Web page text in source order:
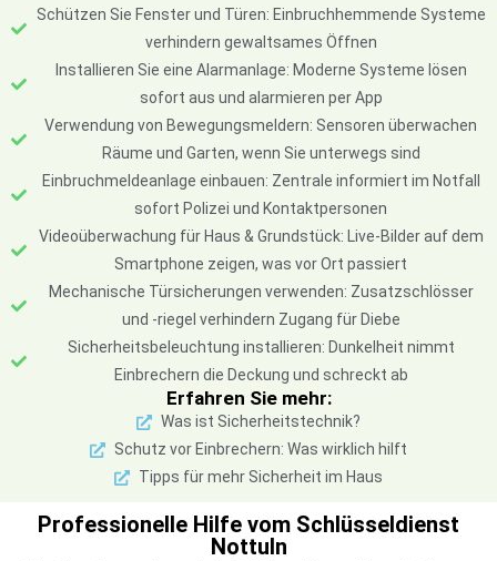
Schützen Sie Fenster und Türen: Einbruchhemmende Systeme
verhindern gewaltsames Öffnen
Installieren Sie eine Alarmanlage: Moderne Systeme lösen
sofort aus und alarmieren per App
Verwendung von Bewegungsmeldern: Sensoren überwachen
Räume und Garten, wenn Sie unterwegs sind
Einbruchmeldeanlage einbauen: Zentrale informiert im Notfall
sofort Polizei und Kontaktpersonen
Videoüberwachung für Haus & Grundstück: Live-Bilder auf dem
Smartphone zeigen, was vor Ort passiert
Mechanische Türsicherungen verwenden: Zusatzschlösser
und -riegel verhindern Zugang für Diebe
Sicherheitsbeleuchtung installieren: Dunkelheit nimmt
Einbrechern die Deckung und schreckt ab
Erfahren Sie mehr:
Was ist Sicherheitstechnik?
Schutz vor Einbrechern: Was wirklich hilft
Tipps für mehr Sicherheit im Haus
Professionelle Hilfe vom Schlüsseldienst
Nottuln